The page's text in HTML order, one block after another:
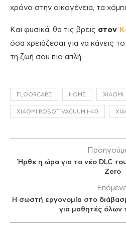
χρόνο στην οικογένεια, τα
Και φυσικά, θα τις βρεις στον
όσα χρειάζεσαι για να κάνεις
τη ζωή σου πιο απλή.
FLOORCARE HOME XIAOMI
XIAOMI ROBOT VACUUM H40
Ήρθε η ώρα για το νέο DLC
Zero
Η σωστή εργονομία στο
για μαθητές όλων